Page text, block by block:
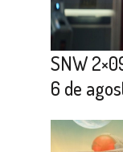
SNW
6 de